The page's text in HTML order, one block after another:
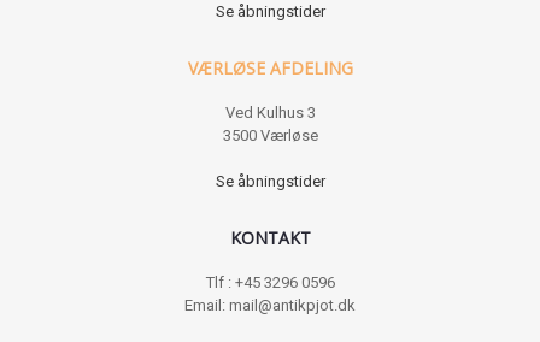
Se åbningstider
VÆRLØSE AFDELING
Ved Kulhus 3
3500 Værløse
Se åbningstider
KONTAKT
Tlf : +45 3296 0596
Email: mail@antikpjot.dk